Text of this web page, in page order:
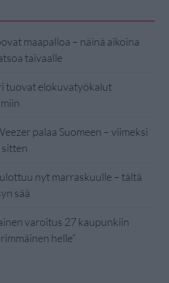
maapalloa – näinä aikoina
taivaalle
tuovat elokuvatyökalut
palaa Suomeen – viimeksi
nyt marraskuulle – tältä
sää
varoitus 27 kaupunkiin
helle”